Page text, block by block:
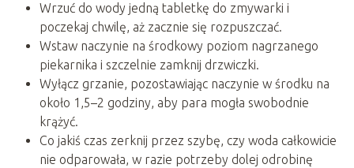
Wrzuć do wody jedną tabletkę do zmywarki i
poczekaj chwilę, aż zacznie się rozpuszczać.
Wstaw naczynie na środkowy poziom nagrzanego
piekarnika i szczelnie zamknij drzwiczki.
Wyłącz grzanie, pozostawiając naczynie w środku na
około 1,5–2 godziny, aby para mogła swobodnie
krążyć.
Co jakiś czas zerknij przez szybę, czy woda całkowicie
nie odparowała, w razie potrzeby dolej odrobinę